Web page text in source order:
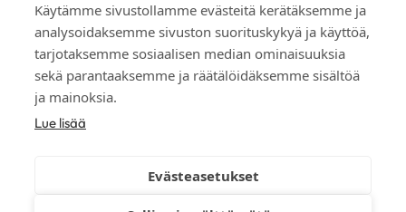
e
b
o
o
k
t
a
g
r
a
m
k
e
d
i
n
Se även:
markkina.net
grillikeskus.fi
Käytämme sivustollamme evästeitä kerätäksemme ja
analysoidaksemme sivuston suorituskykyä ja käyttöä,
tarjotaksemme sosiaalisen median ominaisuuksia
sekä parantaaksemme ja räätälöidäksemme sisältöä
ja mainoksia.
Lue lisää
Evästeasetukset